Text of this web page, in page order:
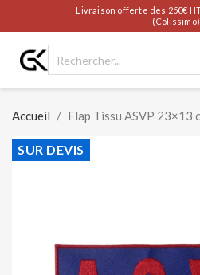
Livraison offerte des 250€
(Colissimo)
Accueil Flap Tissu ASVP 23×13
SUR DEVIS